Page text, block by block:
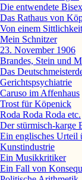
Die entwendete
Das Rathaus von
Von einem
Mein Schnitzer
23. November 1906
Brandes, Stein und
Das
Gerichtspsychiatrie
Caruso im Affenhaus
Trost für Köpenick
Roda Roda Roda etc.
Der stürmisch-karge
Ein englisches Urteil
Kunstindustrie
Ein Musikkritiker
Ein Fall von